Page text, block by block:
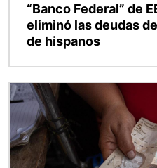
“Banco Federal” de
eliminó las deudas
de hispanos
Imagen